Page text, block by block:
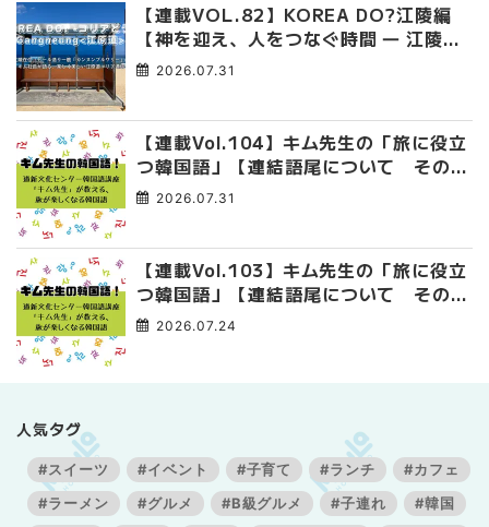
【連載VOL.82】KOREA DO?江陵編
【神を迎え、人をつなぐ時間 ― 江陵端
午祭 】
2026.07.31
【連載Vol.104】キム先生の「旅に役立
つ韓国語」【連結語尾について その
4】2026.07.31
【連載Vol.103】キム先生の「旅に役立
つ韓国語」【連結語尾について その
3】2026.07.24
人気タグ
#スイーツ #イベント #子育て #ランチ
#カフェ
#ラーメン
#グルメ #B級グルメ #子連れ
#韓国